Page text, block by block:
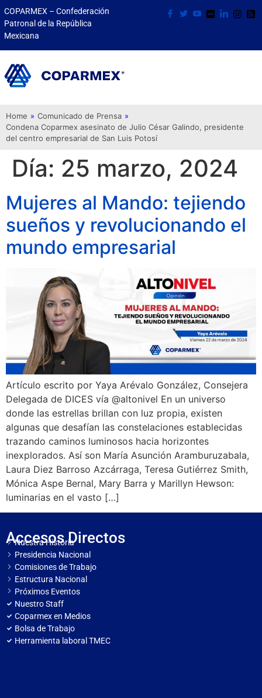
COPARMEX – Confederación
Patronal de la República
Mexicana
Home » Comunicado de Prensa »
Condena Coparmex asesinato de Julio César Galindo, presidente
del centro empresarial de San Luis Potosí
Día: 25 marzo, 2024
Mujeres al Mando: tejiendo
sueños y revolucionando el
mundo empresarial
Artículo escrito por Yaya Arévalo González, Consejera
Delegada de DICES vía @altonivel En un universo
donde las estrellas brillan con luz propia, existen
algunas que desafían las constelaciones establecidas
trazando caminos luminosos hacia horizontes
inexplorados. Así son María Asunción Aramburuzabala,
Laura Diez Barroso Azcárraga, Teresa Gutiérrez Smith,
Mónica Aspe Bernal, Mary Barra y Marillyn Hewson:
luminarias en el vasto […]
Accesos Directos
Nuestra Historia
Presidencia Nacional
Comisiones de Trabajo
Estructura Nacional
Próximos Eventos
Nuestro Staff
Coparmex en Medios
Bolsa de Trabajo
Herramienta laboral TMEC